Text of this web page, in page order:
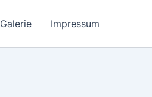
Galerie Impressum